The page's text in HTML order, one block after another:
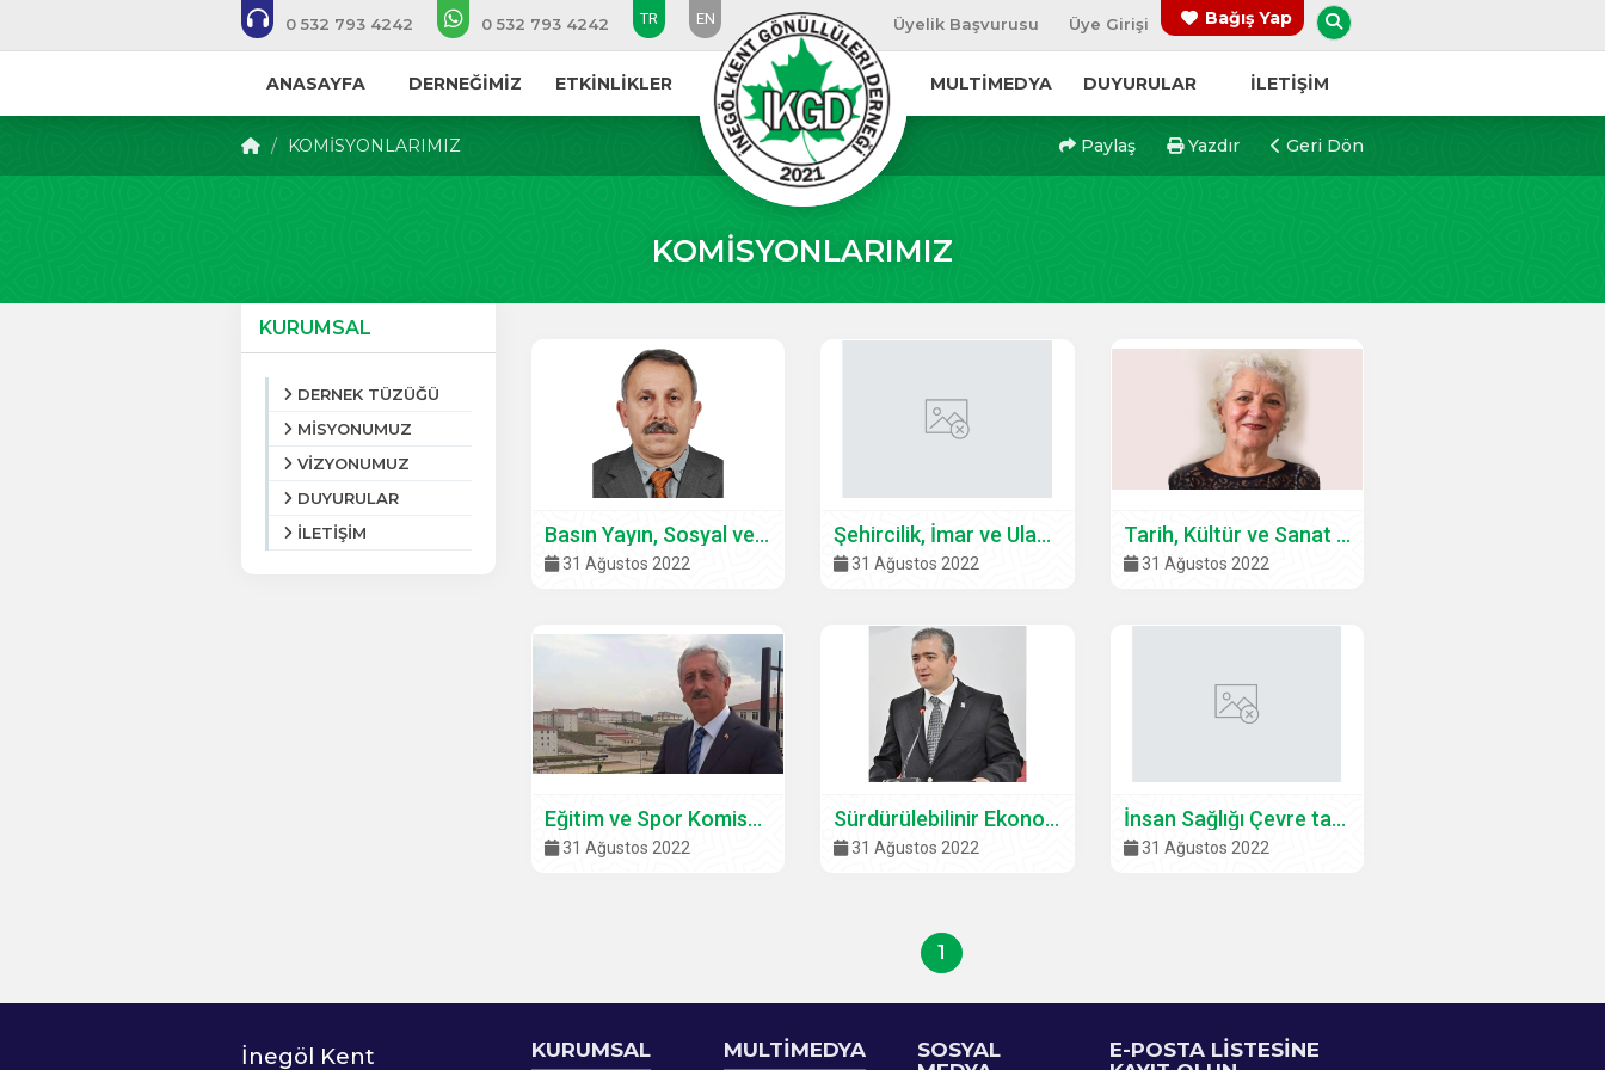
0 532 793 4242 0 532 793 4242 TR EN Üyelik Başvurusu Üye Girişi Bağış Yap
ANASAYFA DERNEĞİMİZ ETKİNLİKLER MULTİMEDYA DUYURULAR İLETİŞİM
KOMİSYONLARIMIZ Paylaş Yazdır Geri Dön
KOMİSYONLARIMIZ
KURUMSAL
DERNEK TÜZÜĞÜ
MİSYONUMUZ
VİZYONUMUZ
DUYURULAR
İLETİŞİM
Basın Yayın, Sosyal ve Halkla İlişkiler Komisyonu
31 Ağustos 2022
Şehircilik, İmar ve Ulaşım Komisyonu
31 Ağustos 2022
Tarih, Kültür ve Sanat Komisyonu
31 Ağustos 2022
Eğitim ve Spor Komisyonu
31 Ağustos 2022
Sürdürülebilinir Ekonomik Kalkınma Komisyonu
31 Ağustos 2022
İnsan Sağlığı Çevre tarım ve Orman Komisyonu
31 Ağustos 2022
1
İnegöl Kent KURUMSAL MULTİMEDYA
SOSYAL
E-POSTA LİSTESİNE